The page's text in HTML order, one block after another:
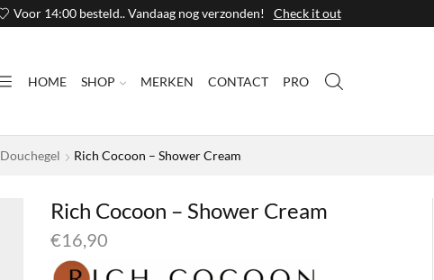
Voor 14:00 besteld.. Vandaag nog verzonden! Check it out
HOME SHOP MERKEN CONTACT PRO
Douchegel Rich Cocoon – Shower Cream
Rich Cocoon – Shower Cream
€16,90